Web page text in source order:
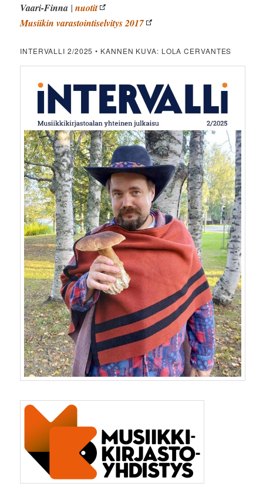
Vaari-Finna |nuotit
Musiikin varastointiselvitys 2017
INTERVALLI 2/2025 • KANNEN KUVA: LOLA CERVANTES